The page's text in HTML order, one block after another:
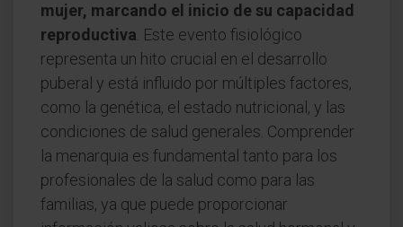
mujer, marcando el inicio de su capacidad
reproductiva . Este evento fisiológico
representa un hito crucial en el desarrollo
puberal y está influido por múltiples factores,
como la genética, el estado nutricional, y las
condiciones de salud generales. Comprender
la menarquia es fundamental tanto para los
profesionales de la salud como para las
familias, ya que puede proporcionar